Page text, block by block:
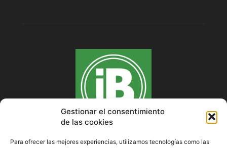
Gestionar el consentimiento
de las cookies
Para ofrecer las mejores experiencias, utilizamos tecnologías como las